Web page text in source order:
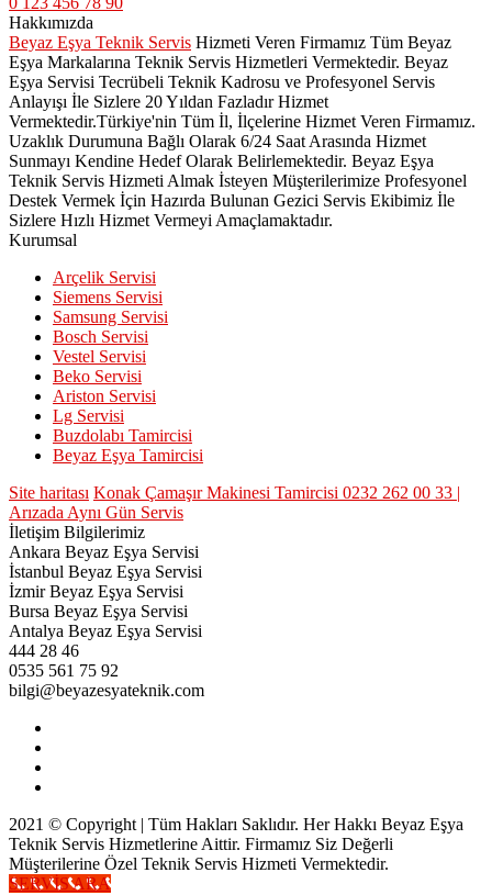
Hakkımızda
Beyaz Eşya Teknik Servis Hizmeti Veren Firmamız Tüm Beyaz
Eşya Markalarına Teknik Servis Hizmetleri Vermektedir. Beyaz
Eşya Servisi Tecrübeli Teknik Kadrosu ve Profesyonel Servis
Anlayışı İle Sizlere 20 Yıldan Fazladır Hizmet
Vermektedir.Türkiye'nin Tüm İl, İlçelerine Hizmet Veren Firmamız.
Uzaklık Durumuna Bağlı Olarak 6/24 Saat Arasında Hizmet
Sunmayı Kendine Hedef Olarak Belirlemektedir. Beyaz Eşya
Teknik Servis Hizmeti Almak İsteyen Müşterilerimize Profesyonel
Destek Vermek İçin Hazırda Bulunan Gezici Servis Ekibimiz İle
Sizlere Hızlı Hizmet Vermeyi Amaçlamaktadır.
Kurumsal
Arçelik Servisi
Siemens Servisi
Samsung Servisi
Bosch Servisi
Vestel Servisi
Beko Servisi
Ariston Servisi
Lg Servisi
Buzdolabı Tamircisi
Beyaz Eşya Tamircisi
Site haritası Konak Çamaşır Makinesi Tamircisi 0232 262 00 33 |
Arızada Aynı Gün Servis
İletişim Bilgilerimiz
Ankara Beyaz Eşya Servisi
İstanbul Beyaz Eşya Servisi
İzmir Beyaz Eşya Servisi
Bursa Beyaz Eşya Servisi
Antalya Beyaz Eşya Servisi
444 28 46
0535 561 75 92
bilgi@beyazesyateknik.com
2021 © Copyright | Tüm Hakları Saklıdır. Her Hakkı Beyaz Eşya
Teknik Servis Hizmetlerine Aittir. Firmamız Siz Değerli
Müşterilerine Özel Teknik Servis Hizmeti Vermektedir.
SERVİS ARA